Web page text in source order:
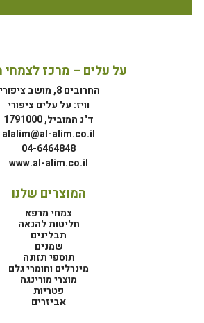
על עלים – מרכז
החרובים 8, מושב ציפורי
וויז: על עלים ציפורי
ד"נ המוביל, 1791000
alalim@al-alim.co.il
04-6464848
www.al-alim.co.il
המוצרים שלנו
צמחי מרפא
חליטות להנאה
תבלינים
שמנים
תוספי תזונה
מינרלים וחומרי גלם
מוצרי מורינגה
פטריות
אביזרים